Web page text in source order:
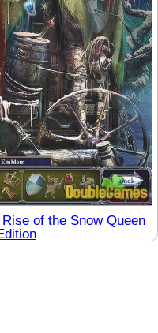
of the Snow Queen